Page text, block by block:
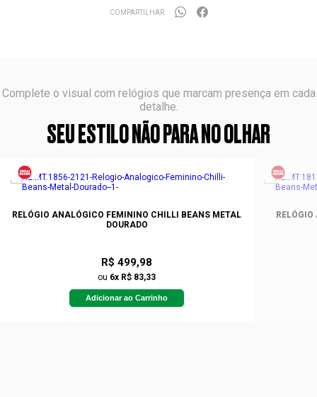
COMPARTILHAR
Complete o visual com relógios que marcam presença em cada
detalhe.
SEU ESTILO NÃO PARA NO OLHAR
RELÓGIO ANALÓGICO FEMININO CHILLI BEANS METAL
DOURADO
R$ 499,98
ou 6x R$ 83,33
Adicionar ao Carrinho